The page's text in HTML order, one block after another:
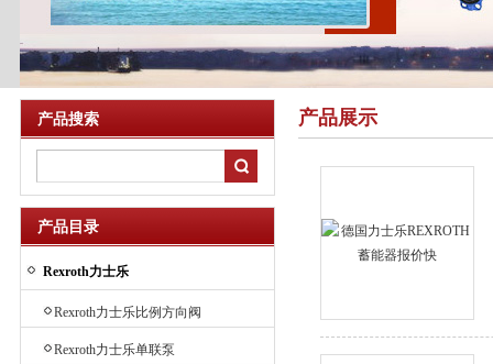
产品搜索
产品目录
Rexroth力士乐
Rexroth力士乐比例方向阀
Rexroth力士乐单联泵
产品展示